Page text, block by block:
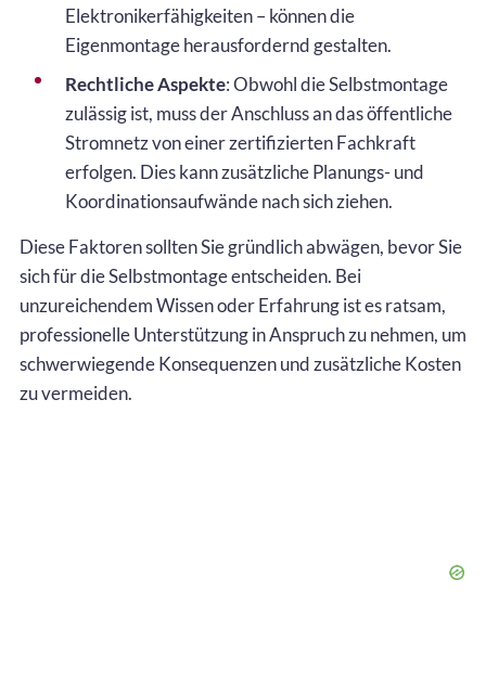
Elektronikerfähigkeiten – können die
Eigenmontage herausfordernd gestalten.
Rechtliche Aspekte: Obwohl die Selbstmontage
zulässig ist, muss der Anschluss an das öffentliche
Stromnetz von einer zertifizierten Fachkraft
erfolgen. Dies kann zusätzliche Planungs- und
Koordinationsaufwände nach sich ziehen.
Diese Faktoren sollten Sie gründlich abwägen, bevor Sie
sich für die Selbstmontage entscheiden. Bei
unzureichendem Wissen oder Erfahrung ist es ratsam,
professionelle Unterstützung in Anspruch zu nehmen, um
schwerwiegende Konsequenzen und zusätzliche Kosten
zu vermeiden.